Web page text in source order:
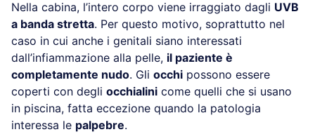
Nella cabina, l’intero corpo viene irraggiato dagli UVB
a banda stretta. Per questo motivo, soprattutto nel
caso in cui anche i genitali siano interessati
dall’infiammazione alla pelle, il paziente è
completamente nudo. Gli occhi possono essere
coperti con degli occhialini come quelli che si usano
in piscina, fatta eccezione quando la patologia
interessa le palpebre.